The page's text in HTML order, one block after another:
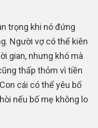
trọng khi nó đứng
Người vợ có thể kiên
gian, nhưng khó mà
thấp thỏm vì tiền
cái có thể yêu bố
nếu bố mẹ không lo